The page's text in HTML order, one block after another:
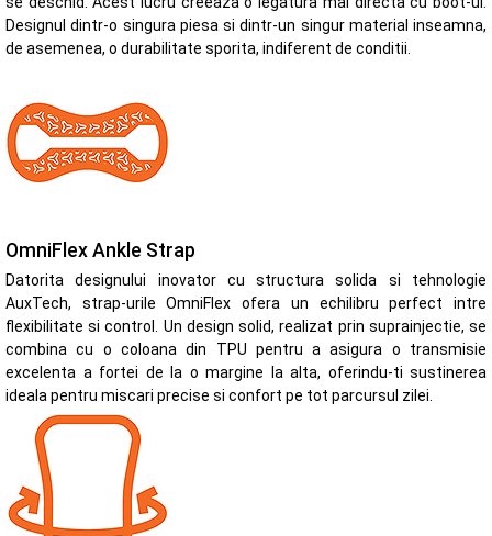
Designul dintr-o singura piesa si dintr-un singur material inseamna,
de asemenea, o durabilitate sporita, indiferent de conditii.
OmniFlex Ankle Strap
Datorita designului inovator cu structura solida si tehnologie
AuxTech, strap-urile OmniFlex ofera un echilibru perfect intre
flexibilitate si control. Un design solid, realizat prin suprainjectie, se
combina cu o coloana din TPU pentru a asigura o transmisie
excelenta a fortei de la o margine la alta, oferindu-ti sustinerea
ideala pentru miscari precise si confort pe tot parcursul zilei.